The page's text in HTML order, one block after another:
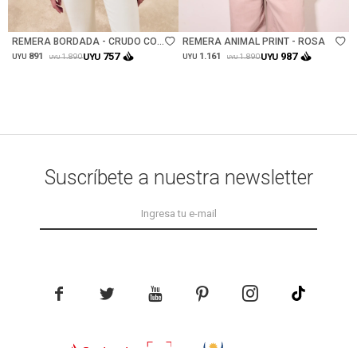
REMERA BORDADA - CRUDO CON
CRUDO
UYU 891 UYU 1.890UYU 757
REMERA ANIMAL PRINT - ROSA
UYU 1.161 UYU 1.890UYU 987
Suscríbete a nuestra newsletter
    